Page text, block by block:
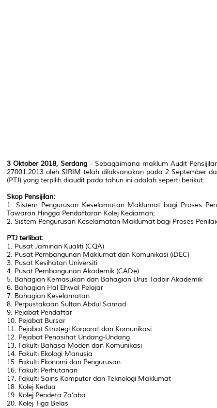
3 Oktober 2018, Serdang - Sebagaimana maklum Audit
27001:2013 oleh SIRIM telah dilaksanakan pada 2 September
(PTJ) yang terpilih diaudit pada tahun ini adalah seperti berikut:
Skop Pensijilan:
1. Sistem Pengurusan Keselamatan Maklumat bagi Proses
Tawaran Hingga Pendaftaran Kolej Kediaman;
2. Sistem Pengurusan Keselamatan Maklumat bagi Proses
PTJ terlibat:
1. Pusat Jaminan Kualiti (CQA)
2. Pusat Pembangunan Maklumat dan Komunikasi (iDEC)
3. Pusat Kesihatan Universiti
4. Pusat Pembangunan Akademik (CADe)
5. Bahagian Kemasukan dan Bahagian Urus Tadbir Akademik
6. Bahagian Hal Ehwal Pelajar
7. Bahagian Keselamatan
8. Perpustakaan Sultan Abdul Samad
9. Pejabat Pendaftar
10. Pejabat Bursar
11. Pejabat Strategi Korporat dan Komunikasi
12. Pejabat Penasihat Undang-Undang
13. Fakulti Bahasa Moden dan Komunikasi
14. Fakulti Ekologi Manusia
15. Fakulti Ekonomi dan Pengurusan
16. Fakulti Perhutanan
17. Fakulti Sains Komputer dan Teknologi Maklumat
18. Kolej Kedua
19. Kolej Pendeta Za’aba
20. Kolej Tiga Belas